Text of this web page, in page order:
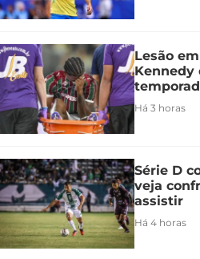
Lesão
Kennedy
Há 3 horas
Série D
veja
assistir
Há 4 horas